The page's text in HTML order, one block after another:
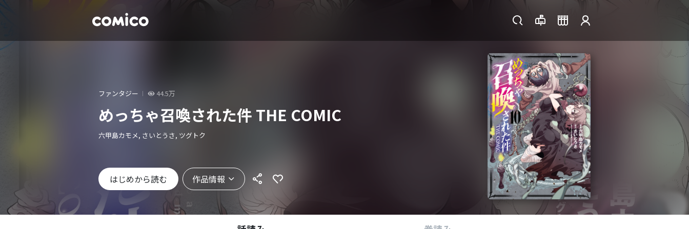
ファンタジー 44.5万
めっちゃ召喚された件 THE COMIC
六甲島カモメ, さいとうさ, ツグトク
はじめから読む 作品情報